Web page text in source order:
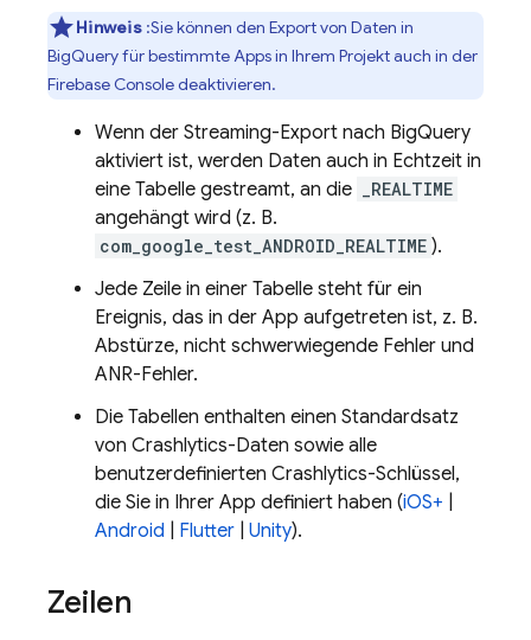
Hinweis:Sie können den Export von Daten in
BigQueryfür bestimmte Apps in Ihrem Projekt auch in der
Firebase Console deaktivieren.
Wenn der Streaming-Export nach BigQuery
aktiviert ist, werden Daten auch in Echtzeit in
eine Tabelle gestreamt, an die
_REALTIME
angehängt wird (z. B.
com_google_test_ANDROID_REALTIME ).
Jede Zeile in einer Tabelle steht für ein
Ereignis, das in der App aufgetreten ist, z. B.
Abstürze, nicht schwerwiegende Fehler und
ANR-Fehler.
Die Tabellen enthalten einen Standardsatz
von Crashlytics-Daten sowie alle
benutzerdefinierten Crashlytics-Schlüssel,
die Sie in Ihrer App definiert haben (iOS+
Android
Flutter Unity).
Zeilen